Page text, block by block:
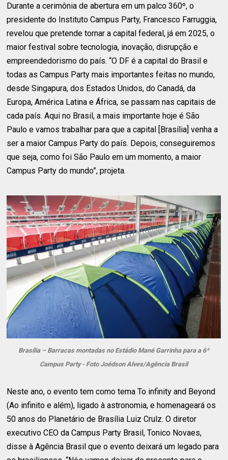
Durante a cerimônia de abertura em um palco 360º, o
presidente do Instituto Campus Party, Francesco Farruggia,
revelou que pretende tornar a capital federal, já em 2025, o
maior festival sobre tecnologia, inovação, disrupção e
empreendedorismo do país. “O DF é a capital do Brasil e
todas as Campus Party mais importantes feitas no mundo,
desde Singapura, dos Estados Unidos, do Canadá, da
Europa, América Latina e África, se passam nas capitais de
cada país. Aqui no Brasil, a mais importante hoje é São
Paulo e vamos trabalhar para que a capital [Brasília] venha a
ser a maior Campus Party do país. Depois, conseguiremos
que seja, como foi São Paulo em um momento, a maior
Campus Party do mundo”, projeta.
Brasília – Barracas montadas no Estádio Mané Garrinha para a 6ª
Campus Party - Foto Joédson Alves/Agência Brasil
Neste ano, o evento tem como tema To infinity and Beyond
(Ao infinito e além), ligado à astronomia, e homenageará os
50 anos do Planetário de Brasília Luiz Crulz. O diretor
executivo CEO da Campus Party Brasil, Tonico Novaes,
disse à Agência Brasil que o evento deixará um legado para